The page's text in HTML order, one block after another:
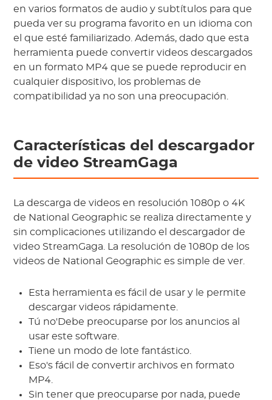
en varios formatos de audio y subtítulos para que
pueda ver su programa favorito en un idioma con
el que esté familiarizado. Además, dado que esta
herramienta puede convertir videos descargados
en un formato MP4 que se puede reproducir en
cualquier dispositivo, los problemas de
compatibilidad ya no son una preocupación.
Características del descargador
de video StreamGaga
La descarga de videos en resolución 1080p o 4K
de National Geographic se realiza directamente y
sin complicaciones utilizando el descargador de
video StreamGaga. La resolución de 1080p de los
videos de National Geographic es simple de ver.
Esta herramienta es fácil de usar y le permite
descargar videos rápidamente.
Tú no'Debe preocuparse por los anuncios al
usar este software.
Tiene un modo de lote fantástico.
Eso's fácil de convertir archivos en formato
MP4.
Sin tener que preocuparse por nada, puede